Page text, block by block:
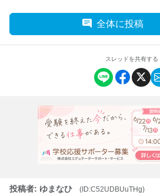
全体に投稿
スレッドを共有する
投稿者: ゆまなひ
(ID:C52UDBUuTHg)